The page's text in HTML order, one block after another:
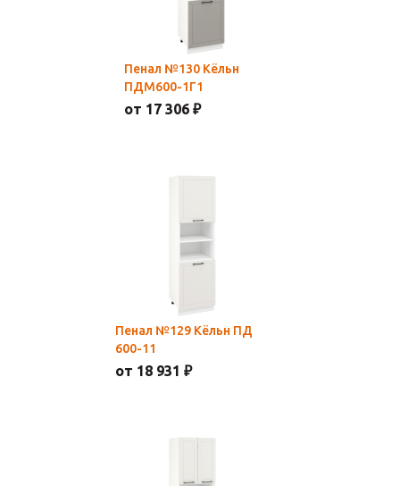
Пенал №130 Кёльн
ПДМ600-1Г1
от 17 306 ₽
Пенал №129 Кёльн ПД
600-11
от 18 931 ₽